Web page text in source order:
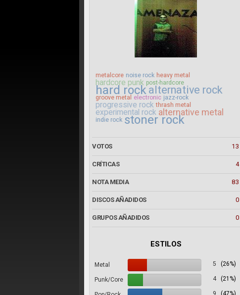
metalcore noise rock heavy metal
hardcore punk post-hardcore
hard rock alternative rock
groove metal electronic jazz-rock
progressive rock thrash metal
experimental rock alternative metal
indie rock stoner rock
VOTOS 13
CRÍTICAS 4
NOTA MEDIA 83
DISCOS AÑADIDOS 0
GRUPOS AÑADIDOS 0
ESTILOS
Metal 5 (26%)
Punk/Core 4 (21%)